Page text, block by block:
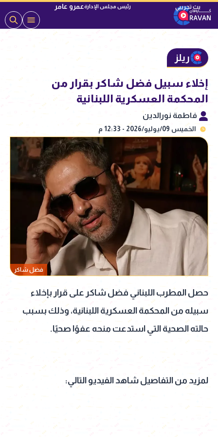
رئيس مجلس الإدارةعمرو عامر
ريلز
إخلاء سبيل فضل شاكر بقرار من
المحكمة العسكرية اللبنانية
فاطمة نورالدين
الخميس 09/يوليو/2026 - 12:33 م
فضل شاكر
حصل المطرب اللبناني فضل شاكر على قرار بإخلاء
سبيله من المحكمة العسكرية اللبنانية، وذلك بسبب
حالته الصحية التي استدعت منحه عفوًا صحيًا.
لمزيد من التفاصيل شاهد الفيديو التالي: